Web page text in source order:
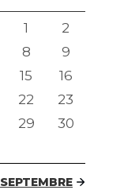
1
2
8
9
15
16
22
23
29
30
SEPTEMBRE